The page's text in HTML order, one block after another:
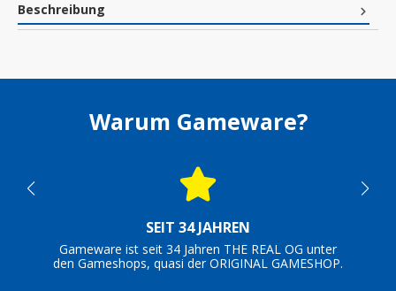
Beschreibung
Warum Gameware?
SEIT 34 JAHREN
Gameware ist seit 34 Jahren THE REAL OG unter
den Gameshops, quasi der ORIGINAL GAMESHOP.